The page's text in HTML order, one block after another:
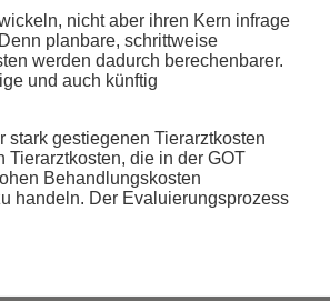
nicht aber ihren Kern infrage
planbare, schrittweise
werden dadurch berechenbarer.
und auch künftig
gestiegenen Tierarztkosten
die in der GOT
Behandlungskosten
handeln. Der Evaluierungsprozess